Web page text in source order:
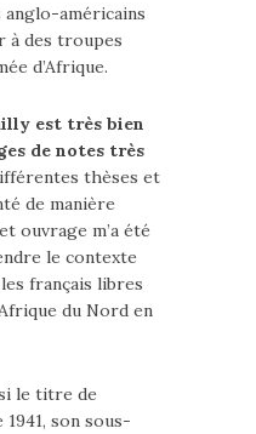
anglo-américains
à des troupes
d’Afrique.
est très bien
de notes très
thèses et
de manière
ouvrage m’a été
le contexte
français libres
du Nord en
le titre de
son sous-